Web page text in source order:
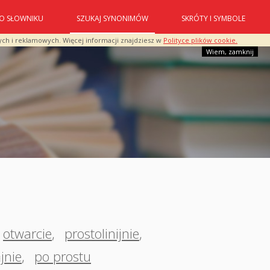
i reklamowych. Więcej informacji znajdziesz w Polityce plików cookie.
Wiem, zamknij
O SŁOWNIKU SZUKAJ SYNONIMÓW SKRÓTY I SYMBOLE
otwarcie, prostolinijnie,
, po prostu